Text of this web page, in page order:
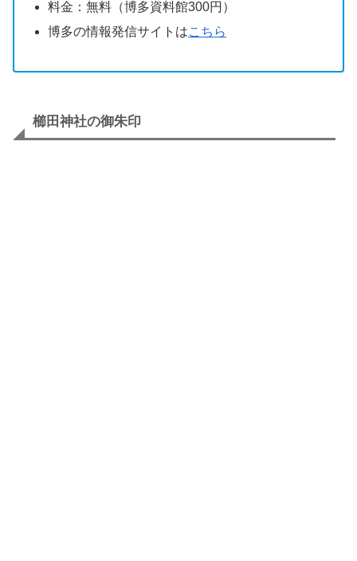
料金：無料（博多資料館300円）
博多の情報発信サイトはこちら
櫛田神社の御朱印